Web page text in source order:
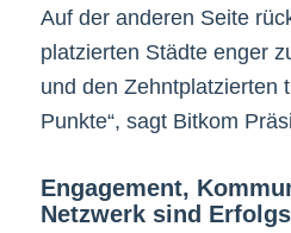
Auf der anderen Seite
platzierten Städte enger
und den Zehntplatzierten
Punkte“, sagt Bitkom
Engagement,
Netzwerk sind